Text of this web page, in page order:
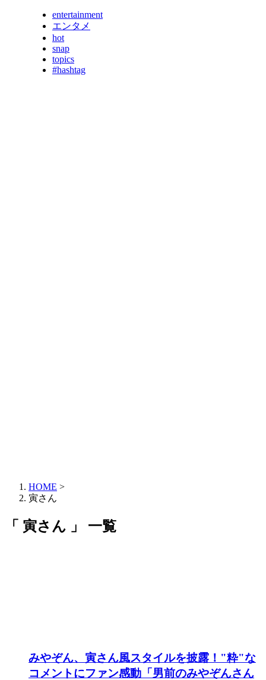
entertainment
エンタメ
hot
snap
topics
#hashtag
HOME >
寅さん
「 寅さん 」 一覧
みやぞん、寅さん風スタイルを披露！"粋"な
コメントにファン感動「男前のみやぞんさん